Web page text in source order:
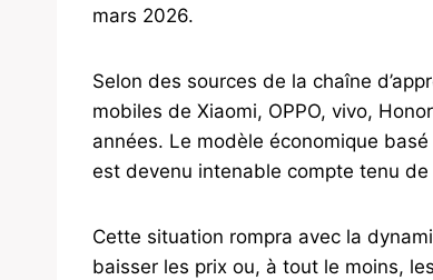
mars 2026.
Selon des sources de la chaîne
mobiles de Xiaomi, OPPO, vivo,
années. Le modèle économique
est devenu intenable compte tenu
Cette situation rompra avec la
baisser les prix ou, à tout le moins,